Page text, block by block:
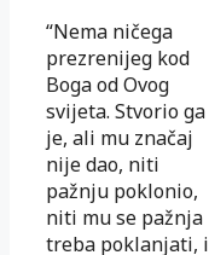
“Nema ničega
prezrenijeg kod
Boga od Ovog
svijeta. Stvorio ga
je, ali mu značaj
nije dao, niti
pažnju poklonio,
niti mu se pažnja
treba poklanjati, i